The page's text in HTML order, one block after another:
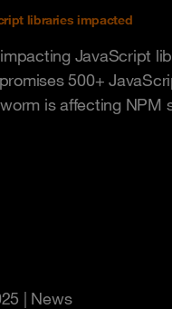
libraries impacted
JavaScript
500+
is affecting NPM
| News